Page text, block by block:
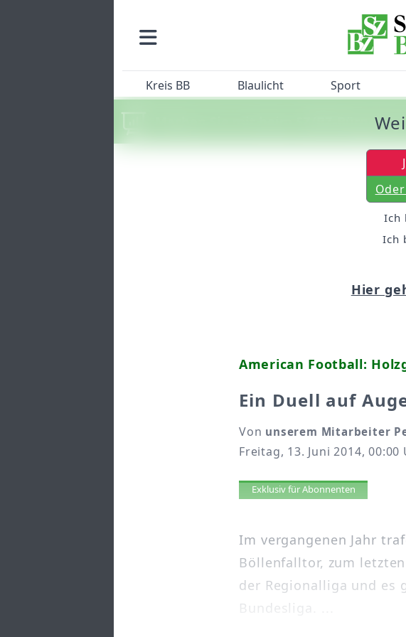
Kreis BB Blaulicht Sport
Machen Sie mit beim SZ/BZ-
American Football:
Ein Duell auf
Von unserem Mitarbeiter
Freitag, 13. Juni 2014, 00:00
Artikel vorlesen
Exklusiv für Abonnenten
Im vergangenen Jahr
Böllenfalltor, zum
der Regionalliga und es
Bundesliga. ...
Ich
Ich
Hier